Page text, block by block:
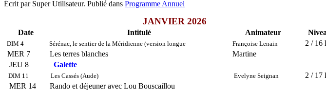
Écrit par Super Utilisateur. Publié dans Programme Annuel
JANVIER 2026
Date Intitulé Animateur
DIM 4 Sérénac, le sentier de la Méridienne (version longue Françoise Lenain
2 / 16
MER 7
Les terres blanches
Martine
JEU 8
Galette
DIM 11 Les Cassés (Aude) Evelyne Seignan
2 / 17
MER 14
Rando et déjeuner avec Lou Bouscaillou